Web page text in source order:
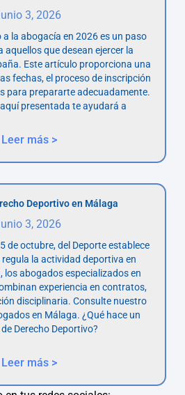
3, 2026
a la abogacía en 2026 es un paso
que desean ejercer la
Este artículo proporciona una
fechas, el proceso de inscripción
para prepararte adecuadamente.
presentada te ayudará a
Leer más >
Deportivo en Málaga
3, 2026
de octubre, del Deporte establece
la actividad deportiva en
los abogados especializados en
experiencia en contratos,
disciplinaria. Consulte nuestro
en Málaga. ¿Qué hace un
Derecho Deportivo?
Leer más >